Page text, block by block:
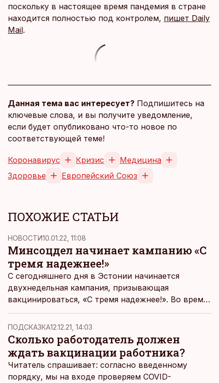
поскольку в настоящее время пандемия в стране
находится полностью под контролем, пишет Daily
Mail.
Данная тема вас интересует? Подпишитесь на
ключевые слова, и вы получите уведомление,
если будет опубликовано что-то новое по
соответствующей теме!
Коронавирус Кризис
Медицина
Здоровье
Европейский Союз
ПОХОЖИЕ СТАТЬИ
НОВОСТИ10.01.22, 11:08
Минсоцдел начинает кампанию «С
тремя надежнее!»
С сегодняшнего дня в Эстонии начинается
двухнедельная кампания, призывающая
вакцинироваться, «С тремя надежнее!». Во время
кампании по всей стране значительно увеличится
количество пунктов вакцинации и свободных
номерков. Прививку смогут сделать 120 000
человек по всей стране, сообщает пресс-служба
Министерства социальных дел.
ПОДСКАЗКА12.12.21, 14:03
Сколько работодатель должен
ждать вакцинации работника?
Читатель спрашивает: согласно введенному
порядку, мы на входе проверяем COVID-